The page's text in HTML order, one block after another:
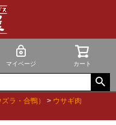
マイページ カート
ラ・合鴨）
ウサギ肉